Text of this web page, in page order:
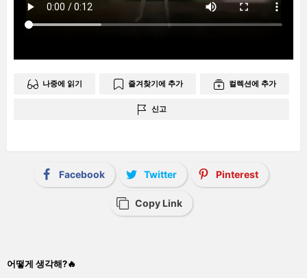
나중에 읽기 즐겨찾기에 추가 컬렉션에 추가
신고
Facebook Twitter Pinterest
Copy Link
어떻게 생각해?🔥